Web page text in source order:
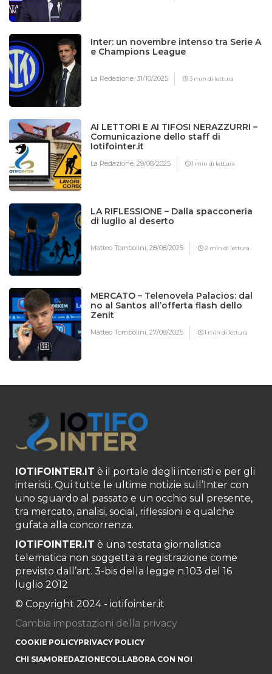
Inter: un novembre intenso tra Serie A
e Champions League
La Redazione,31/10/2025 3 min di lettura
AI LETTORI E AI TIFOSI NERAZZURRI –
Comunicazione dello staff di
Iotifointer.it
La Redazione,29/08/2025 1 min di lettura
LA RIFLESSIONE – Dalla spacconeria
di luglio al deserto
Matteo Tombolini,28/08/2025 2 min di lettura
MERCATO – Telenovela Palacios: dal
no al Santos all’offerta flash dello
Zenit
Matteo Tombolini,27/08/2025 1 min di lettura
IOTIFOINTER.IT è il portale degli interisti e per gli
interisti. Qui tutte le ultime notizie sull’Inter con
uno sguardo al passato e un occhio sul presente,
tra mercato, analisi, social, riflessioni e qualche
gufata alla concorrenza.
IOTIFOINTER.IT è una testata giornalistica
telematica non soggetta a registrazione come
previsto dall’art. 3-bis della legge n.103 del 16
luglio 2012
© Copyright 2024 - iotifointer.it
Cambia impostazioni della privacy
COOKIE POLICYPRIVACY POLICY
CHI SIAMOREDAZIONECOLLABORA CON NOI